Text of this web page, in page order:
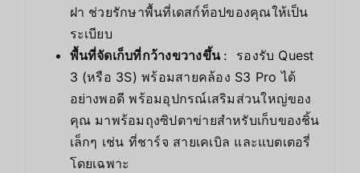
ฝา ช่วยรักษาพื้นที่เดสก์ท็อปของคุณให้เป็น
ระเบียบ
พื้นที่จัดเก็บที่กว้างขวางขึ้น : รองรับ Quest
3 (หรือ 3S) พร้อมสายคล้อง S3 Pro ได้
อย่างพอดี พร้อมอุปกรณ์เสริมส่วนใหญ่ของ
คุณ มาพร้อมถุงซิปตาข่ายสำหรับเก็บของชิ้น
เล็กๆ เช่น ที่ชาร์จ สายเคเบิล และแบตเตอรี่
โดยเฉพาะ